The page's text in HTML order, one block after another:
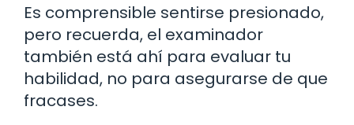
Es comprensible sentirse presionado,
pero recuerda, el examinador
también está ahí para evaluar tu
habilidad, no para asegurarse de que
fracases.